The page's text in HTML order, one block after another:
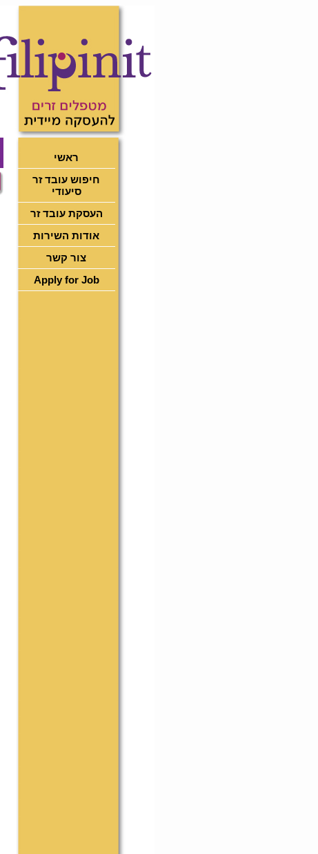
ראשי
חיפוש עובד זר
סיעודי
העסקת עובד זר
אודות השירות
צור קשר
Apply for Job